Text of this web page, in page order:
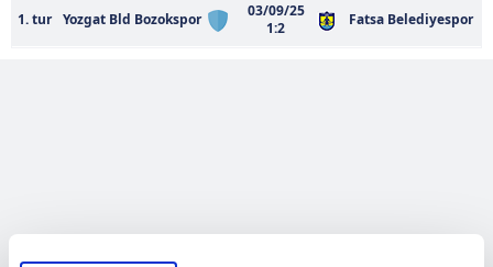
1. tur Yozgat Bld Bozokspor
03/09/25
1:2
Fatsa Belediyespor